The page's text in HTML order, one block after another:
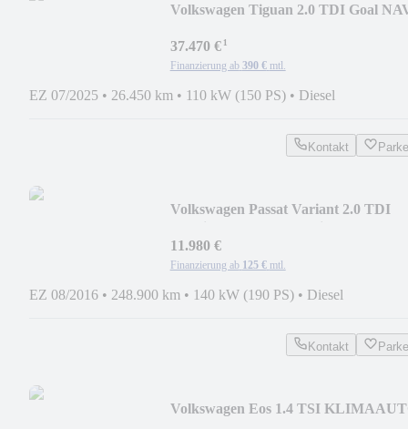
Volkswagen Tiguan 2.0 TDI Goal
37.470 €¹
Finanzierung ab 390 € mtl.
EZ 07/2025 • 26.450 km • 110 kW (150 PS) • Diesel
Kontakt
Volkswagen Passat Variant 2.0 TDI
11.980 €
Finanzierung ab 125 € mtl.
EZ 08/2016 • 248.900 km • 140 kW (190 PS) • Diesel
Kontakt
Volkswagen Eos 1.4 TSI